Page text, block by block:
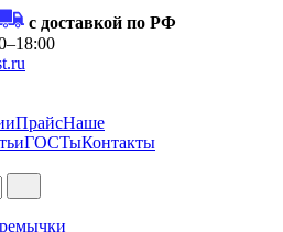
с доставкой по РФ
ПрайсНаше
ГОСТыКонтакты